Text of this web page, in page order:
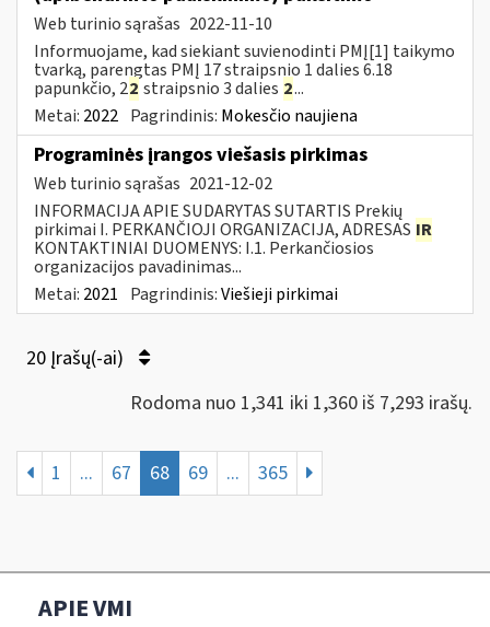
Web turinio sąrašas 2022-11-10
Informuojame, kad siekiant suvienodinti PMĮ[1] taikymo
tvarką, parengtas PMĮ 17 straipsnio 1 dalies 6.18
papunkčio, 22 straipsnio 3 dalies 2...
Metai: 2022 Pagrindinis: Mokesčio naujiena
Programinės įrangos viešasis pirkimas
Web turinio sąrašas 2021-12-02
INFORMACIJA APIE SUDARYTAS SUTARTIS Prekių
pirkimai I. PERKANČIOJI ORGANIZACIJA, ADRESAS IR
KONTAKTINIAI DUOMENYS: I.1. Perkančiosios
organizacijos pavadinimas...
Metai: 2021 Pagrindinis:Viešieji pirkimai
20 Įrašų(-ai)
Rodoma nuo 1,341 iki 1,360 iš 7,293 irašų.
1 ... 67 68 69 ... 365
APIE VMI